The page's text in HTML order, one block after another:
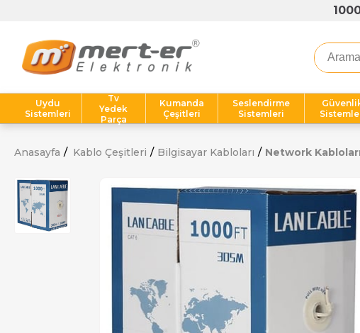
Uydu
Sistemleri
Tv
Yedek
Parça
Kumanda
Çeşitleri
Seslendirme
Sistemleri
Anasayfa Kablo Çeşitleri Bilgisayar Kabloları Network